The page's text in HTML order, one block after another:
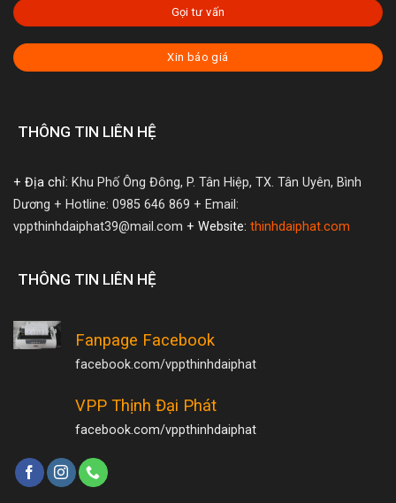
Gọi tư vấn
Xin báo giá
THÔNG TIN LIÊN HỆ
+ Địa chỉ: Khu Phố Ông Đông, P. Tân Hiệp, TX. Tân Uyên, Bình
Dương + Hotline: 0985 646 869 + Email:
vppthinhdaiphat39@mail.com + Website: thinhdaiphat.com
THÔNG TIN LIÊN HỆ
Fanpage Facebook
facebook.com/vppthinhdaiphat
VPP Thịnh Đại Phát
facebook.com/vppthinhdaiphat